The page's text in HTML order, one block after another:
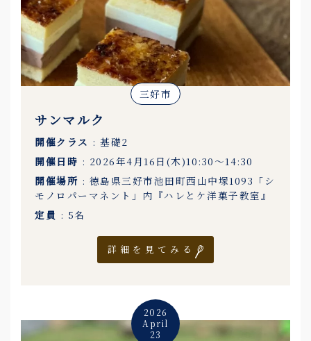
三好市
サンマルク
開催クラス : 基礎2
開催日時 : 2026年4月16日(木)10:30〜14:30
開催場所 : 徳島県三好市池田町西山中塚1093「シ
モノロパーマネント」内『ハレとケ洋菓子教室』
定員 : 5名
詳細を見てみる
2026
April
23